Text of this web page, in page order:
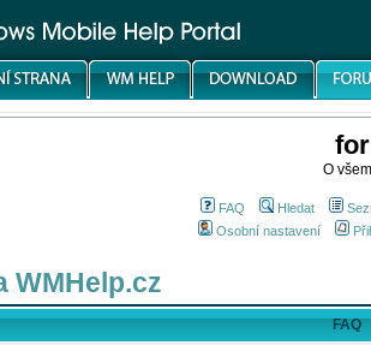
O
FAQ Hledat
Osobní nastavení
WMHelp.cz
FAQ